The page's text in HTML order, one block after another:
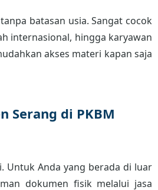
batasan usia. Sangat cocok
internasional, hingga karyawan
akses materi kapan saja
Serang di PKBM
Untuk Anda yang berada di luar
dokumen fisik melalui jasa